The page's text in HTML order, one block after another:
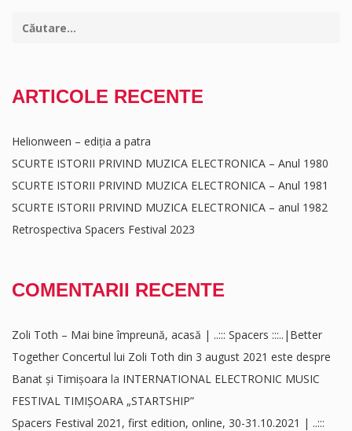
ARTICOLE RECENTE
Helionween – ediția a patra
SCURTE ISTORII PRIVIND MUZICA ELECTRONICA – Anul 1980
SCURTE ISTORII PRIVIND MUZICA ELECTRONICA – Anul 1981
SCURTE ISTORII PRIVIND MUZICA ELECTRONICA – anul 1982
Retrospectiva Spacers Festival 2023
COMENTARII RECENTE
Zoli Toth – Mai bine împreună, acasă | ..::: Spacers :::..|Better
Together Concertul lui Zoli Toth din 3 august 2021 este despre
Banat și Timișoara la INTERNATIONAL ELECTRONIC MUSIC
FESTIVAL TIMIȘOARA „STARTSHIP”
Spacers Festival 2021, first edition, online, 30-31.10.2021 | ..:::